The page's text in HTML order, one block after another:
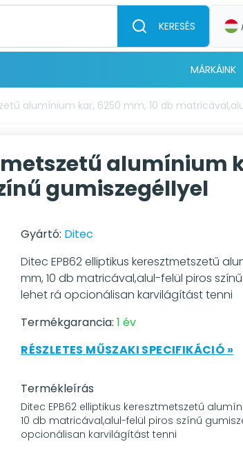
KERESÉS
MÁRKÁINK
alumínium kar, 6250 mm, 10 db
alumínium
gumiszegéllyel
Gyártó: Ditec
Ditec EPB62 elliptikus keresztmetszetű
mm, 10 db matricával,alul-felül piros
lehet rá opcionálisan karvilágítást tenni
Termékgarancia:1 év
RÉSZLETES MŰSZAKI SPECIFIKÁCIÓ »
Termékleírás
Ditec EPB62 elliptikus keresztmetszetű
10 db matricával,alul-felül piros színű
opcionálisan karvilágítást tenni